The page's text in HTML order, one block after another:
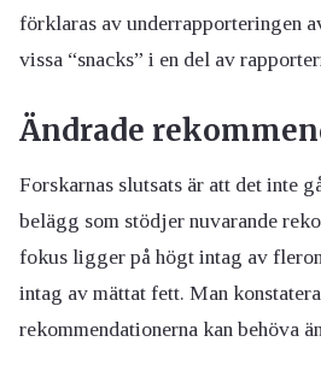
förklaras av underrapporteringen
vissa “snacks” i en del av
Ändrade
Forskarnas slutsats är att det inte
belägg som stödjer nuvarande
fokus ligger på högt intag av
intag av mättat fett. Man
rekommendationerna kan behöva